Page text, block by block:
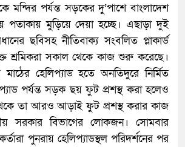
মন্দির পর্যন্ত সড়কের দু’পাশে বাংলাদেশ
পতাকায় মুড়িয়ে দেয়া হচ্ছে। এছাড়া দুই
ছবিসহ নীতিবাক্য সংবলিত প্লাকার্ড
শ্রমিকরা সকাল থেকে কাজ শুরু করেছে।
মাঠের হেলিপ্যাড হতে অনতিদুরে নির্মিত
পর্যন্ত সড়ক ছয় ফুট প্রশস্থ করা হলেও
তা আরও আড়াই ফুট প্রশস্থ করার কাজ
সরকার বিভাগের লোকজন। সোমবার
পুনরায় হেলিপ্যাডস্থল পরিদর্শনের পর